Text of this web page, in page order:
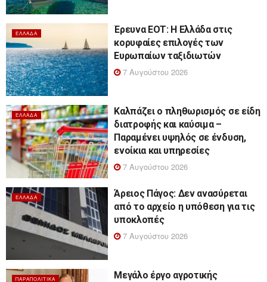
ΕΛΛΆΔΑ
Έρευνα ΕΟΤ: Η Ελλάδα στις
κορυφαίες επιλογές των
Ευρωπαίων ταξιδιωτών
7 Αυγούστου 2026
ΕΛΛΆΔΑ
Καλπάζει ο πληθωρισμός σε είδη
διατροφής και καύσιμα –
Παραμένει υψηλός σε ένδυση,
ενοίκια και υπηρεσίες
7 Αυγούστου 2026
ΕΛΛΆΔΑ
Άρειος Πάγος: Δεν ανασύρεται
από το αρχείο η υπόθεση για τις
υποκλοπές
7 Αυγούστου 2026
ΠΑΡΑΠΟΛΙΤΙΚΆ
Μεγάλο έργο αγροτικής